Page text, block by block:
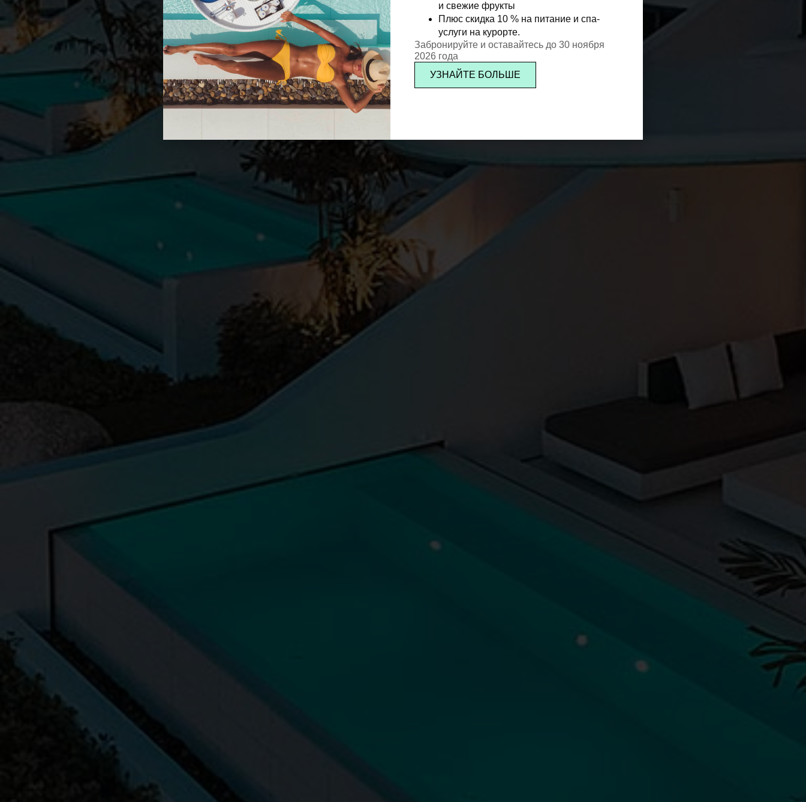
и свежие фрукты
Плюс скидка 10 % на питание и спа-
услуги на курорте.
Забронируйте и оставайтесь до 30 ноября
2026 года
УЗНАЙТЕ БОЛЬШЕ